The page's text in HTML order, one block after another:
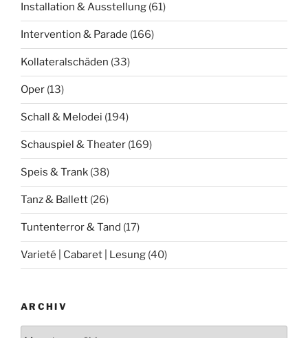
Installation & Ausstellung (61)
Intervention & Parade (166)
Kollateralschäden (33)
Oper (13)
Schall & Melodei (194)
Schauspiel & Theater (169)
Speis & Trank (38)
Tanz & Ballett (26)
Tuntenterror & Tand (17)
Varieté | Cabaret | Lesung (40)
ARCHIV